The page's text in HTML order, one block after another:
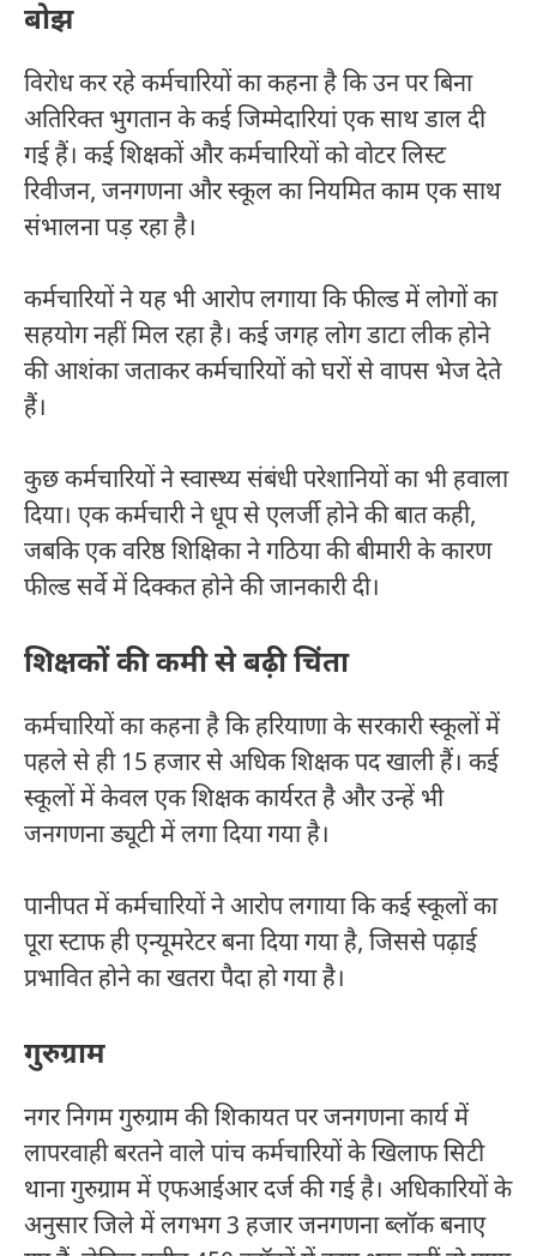
बोझ
विरोध कर रहे कर्मचारियों का कहना है कि उन पर बिना
अतिरिक्त भुगतान के कई जिम्मेदारियां एक साथ डाल दी
गई हैं। कई शिक्षकों और कर्मचारियों को वोटर लिस्ट
रिवीजन, जनगणना और स्कूल का नियमित काम एक साथ
संभालना पड़ रहा है।
कर्मचारियों ने यह भी आरोप लगाया कि फील्ड में लोगों का
सहयोग नहीं मिल रहा है। कई जगह लोग डाटा लीक होने
की आशंका जताकर कर्मचारियों को घरों से वापस भेज देते
हैं।
कुछ कर्मचारियों ने स्वास्थ्य संबंधी परेशानियों का भी हवाला
दिया। एक कर्मचारी ने धूप से एलर्जी होने की बात कही,
जबकि एक वरिष्ठ शिक्षिका ने गठिया की बीमारी के कारण
फील्ड सर्वे में दिक्कत होने की जानकारी दी।
शिक्षकों की कमी से बढ़ी चिंता
कर्मचारियों का कहना है कि हरियाणा के सरकारी स्कूलों में
पहले से ही 15 हजार से अधिक शिक्षक पद खाली हैं। कई
स्कूलों में केवल एक शिक्षक कार्यरत है और उन्हें भी
जनगणना ड्यूटी में लगा दिया गया है।
पानीपत में कर्मचारियों ने आरोप लगाया कि कई स्कूलों का
पूरा स्टाफ ही एन्यूमरेटर बना दिया गया है, जिससे पढ़ाई
प्रभावित होने का खतरा पैदा हो गया है।
गुरुग्राम
नगर निगम गुरुग्राम की शिकायत पर जनगणना कार्य में
लापरवाही बरतने वाले पांच कर्मचारियों के खिलाफ सिटी
थाना गुरुग्राम में एफआईआर दर्ज की गई है। अधिकारियों के
अनुसार जिले में लगभग 3 हजार जनगणना ब्लॉक बनाए